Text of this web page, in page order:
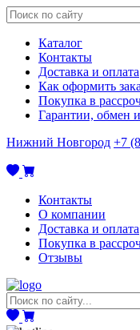
Каталог
Контакты
Доставка и оплата
Как оформить
Покупка в
Гарантии, обмен
Нижний Новгород +7
Контакты
О компании
Доставка и оплата
Покупка в
Отзывы